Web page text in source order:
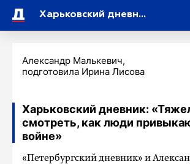
Харьковский дневник: «Тяжело смотреть, как люди привыкают к войне»
Александр Малькевич,
подготовила Ирина Лисова
Харьковский дневник:
смотреть, как люди
войне»
«Петербургский дневник» и